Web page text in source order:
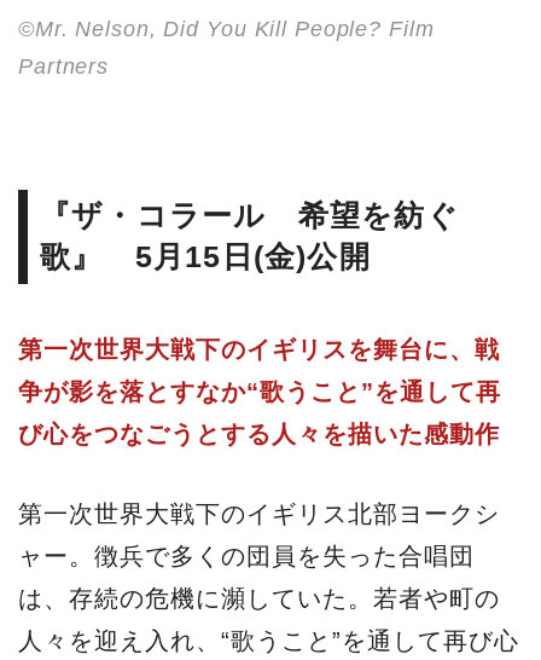
©Mr. Nelson, Did You Kill People? Film
Partners
『ザ・コラール 希望を紡ぐ
歌』 5月15日(金)公開
第一次世界大戦下のイギリスを舞台に、戦
争が影を落とすなか“歌うこと”を通して再
び心をつなごうとする人々を描いた感動作
第一次世界大戦下のイギリス北部ヨークシ
ャー。徴兵で多くの団員を失った合唱団
は、存続の危機に瀕していた。若者や町の
人々を迎え入れ、“歌うこと”を通して再び心